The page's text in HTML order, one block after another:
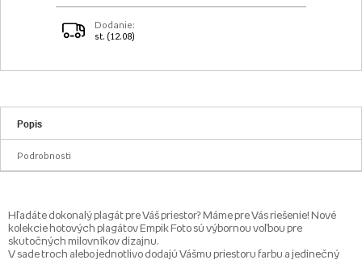
Dodanie:
st. (12.08)
Popis
Podrobnosti
Hľadáte dokonalý plagát pre Váš priestor? Máme pre Vás riešenie! Nové
kolekcie hotových plagátov Empik Foto sú výbornou voľbou pre
skutočných milovníkov dizajnu.
V sade troch alebo jednotlivo dodajú Vášmu priestoru farbu a jedinečný